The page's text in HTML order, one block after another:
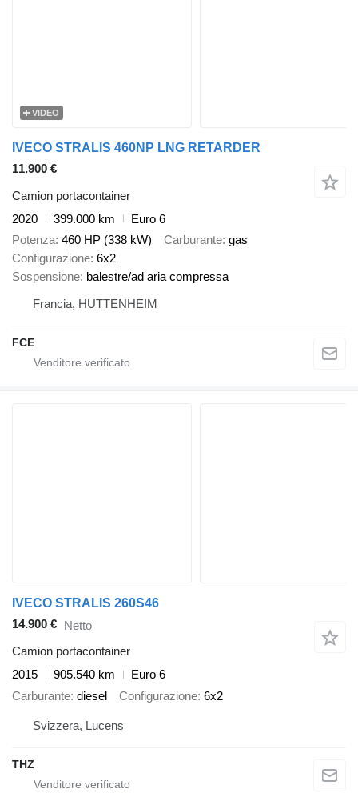
VIDEO
IVECO STRALIS 460NP LNG RETARDER
11.900 €
Camion portacontainer
2020
399.000 km
Euro 6
Potenza 460 HP (338 kW) Carburante gas
Configurazione 6x2
Sospensione balestre/ad aria compressa
Francia, HUTTENHEIM
FCE
IVECO STRALIS 260S46
14.900 € Netto
Camion portacontainer
2015
905.540 km
Euro 6
Carburante diesel Configurazione 6x2
Svizzera, Lucens
THZ